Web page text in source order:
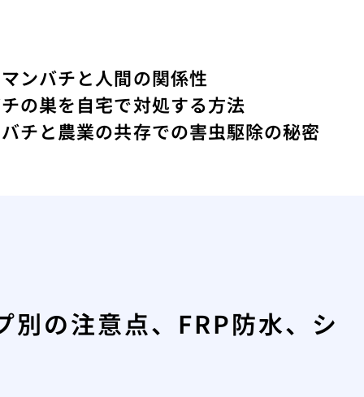
ンバチと人間の関係性
の巣を自宅で対処する方法
チと農業の共存での害虫駆除の秘密
別の注意点、FRP防水、シ